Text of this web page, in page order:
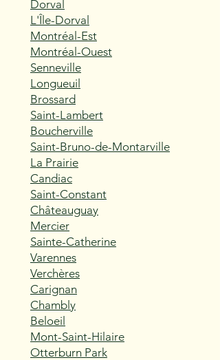
Dorval
L'Île-Dorval
Montréal-Est
Montréal-Ouest
Senneville
Longueuil
Brossard
Saint-Lambert
Boucherville
Saint-Bruno-de-Montarville
La Prairie
Candiac
Saint-Constant
Châteauguay
Mercier
Sainte-Catherine
Varennes
Verchères
Carignan
Chambly
Beloeil
Mont-Saint-Hilaire
Otterburn Park